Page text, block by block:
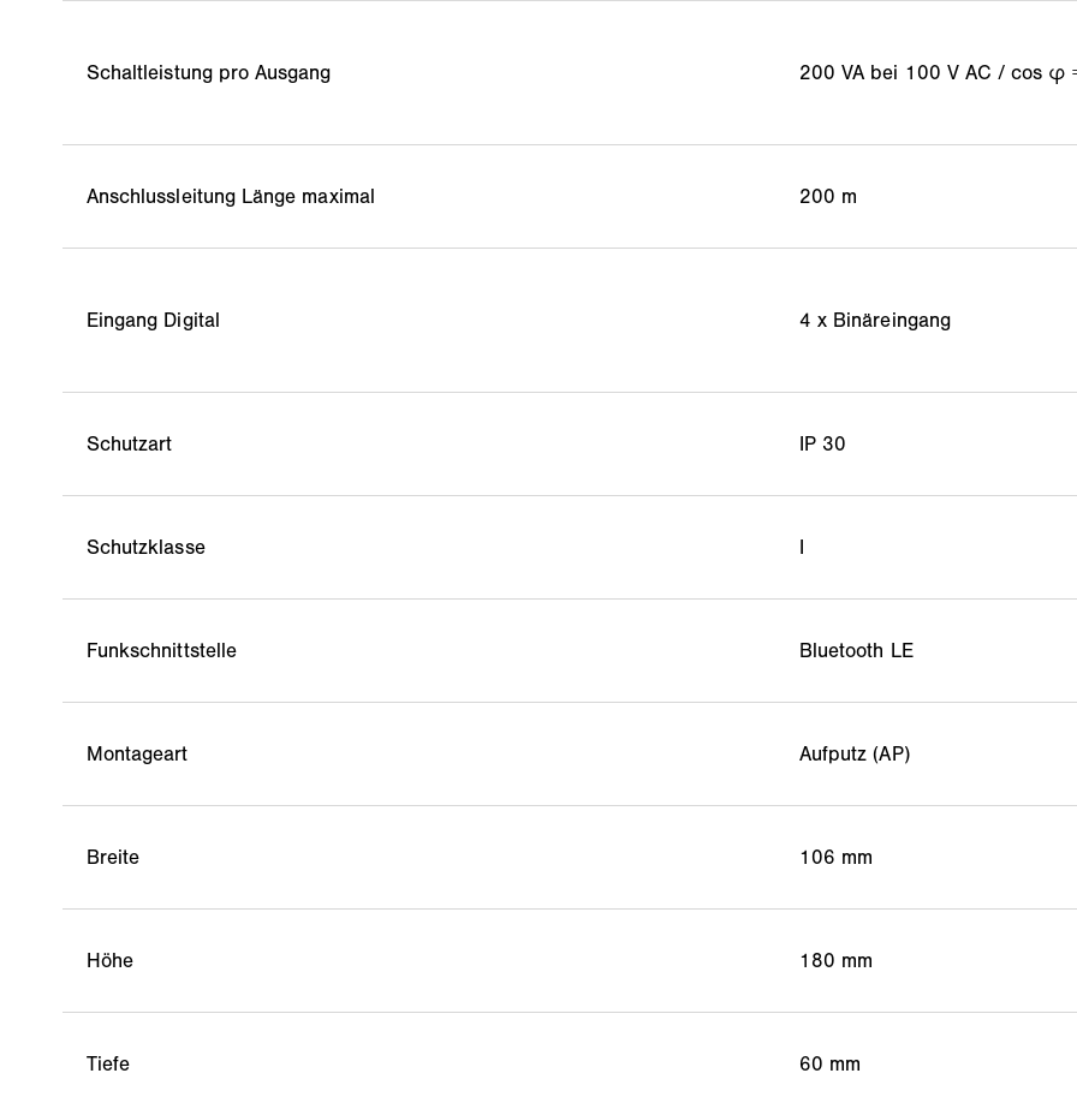
Schaltleistung pro Ausgang 200 VA bei 100 V AC / cos φ
Anschlussleitung Länge maximal 200 m
Eingang Digital 4 x Binäreingang
Schutzart IP 30
Schutzklasse I
Funkschnittstelle Bluetooth LE
Montageart Aufputz (AP)
Breite 106 mm
Höhe 180 mm
Tiefe 60 mm